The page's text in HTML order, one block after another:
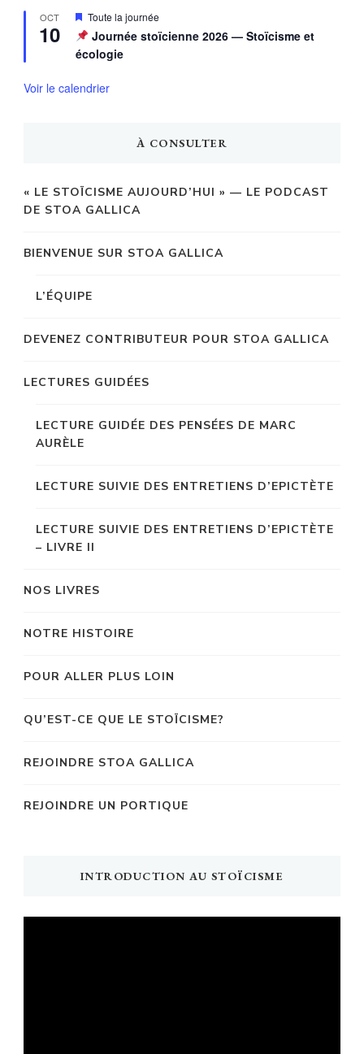
OCT
10
Mis
en
avant
Toute la journée
Journée stoïcienne 2026 — Stoïcisme et
écologie
Voir le calendrier
À CONSULTER
« LE STOÏCISME AUJOURD’HUI » — LE PODCAST
DE STOA GALLICA
BIENVENUE SUR STOA GALLICA
L’ÉQUIPE
DEVENEZ CONTRIBUTEUR POUR STOA GALLICA
LECTURES GUIDÉES
LECTURE GUIDÉE DES PENSÉES DE MARC
AURÈLE
LECTURE SUIVIE DES ENTRETIENS D’EPICTÈTE
LECTURE SUIVIE DES ENTRETIENS D’EPICTÈTE
– LIVRE II
NOS LIVRES
NOTRE HISTOIRE
POUR ALLER PLUS LOIN
QU’EST-CE QUE LE STOÏCISME?
REJOINDRE STOA GALLICA
REJOINDRE UN PORTIQUE
INTRODUCTION AU STOÏCISME